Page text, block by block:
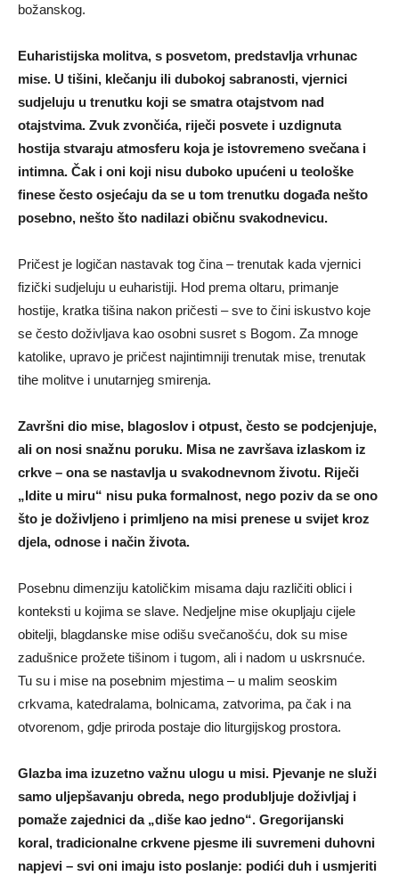
božanskog.
Euharistijska molitva, s posvetom, predstavlja vrhunac
mise. U tišini, klečanju ili dubokoj sabranosti, vjernici
sudjeluju u trenutku koji se smatra otajstvom nad
otajstvima. Zvuk zvončića, riječi posvete i uzdignuta
hostija stvaraju atmosferu koja je istovremeno svečana i
intimna. Čak i oni koji nisu duboko upućeni u teološke
finese često osjećaju da se u tom trenutku događa nešto
posebno, nešto što nadilazi običnu svakodnevicu.
Pričest je logičan nastavak tog čina – trenutak kada vjernici
fizički sudjeluju u euharistiji. Hod prema oltaru, primanje
hostije, kratka tišina nakon pričesti – sve to čini iskustvo koje
se često doživljava kao osobni susret s Bogom. Za mnoge
katolike, upravo je pričest najintimniji trenutak mise, trenutak
tihe molitve i unutarnjeg smirenja.
Završni dio mise, blagoslov i otpust, često se podcjenjuje,
ali on nosi snažnu poruku. Misa ne završava izlaskom iz
crkve – ona se nastavlja u svakodnevnom životu. Riječi
„Idite u miru“ nisu puka formalnost, nego poziv da se ono
što je doživljeno i primljeno na misi prenese u svijet kroz
djela, odnose i način života.
Posebnu dimenziju katoličkim misama daju različiti oblici i
konteksti u kojima se slave. Nedjeljne mise okupljaju cijele
obitelji, blagdanske mise odišu svečanošću, dok su mise
zadušnice prožete tišinom i tugom, ali i nadom u uskrsnuće.
Tu su i mise na posebnim mjestima – u malim seoskim
crkvama, katedralama, bolnicama, zatvorima, pa čak i na
otvorenom, gdje priroda postaje dio liturgijskog prostora.
Glazba ima izuzetno važnu ulogu u misi. Pjevanje ne služi
samo uljepšavanju obreda, nego produbljuje doživljaj i
pomaže zajednici da „diše kao jedno“. Gregorijanski
koral, tradicionalne crkvene pjesme ili suvremeni duhovni
napjevi – svi oni imaju isto poslanje: podići duh i usmjeriti